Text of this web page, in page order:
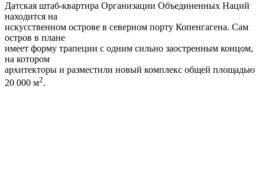
Датская штаб-квартира Организации Объединенных Наций
находится на
искусственном острове в северном порту Копенгагена. Сам
остров в плане
имеет форму трапеции с одним сильно заостренным концом,
на котором
архитекторы и разместили новый комплекс общей площадью
20 000 м2.